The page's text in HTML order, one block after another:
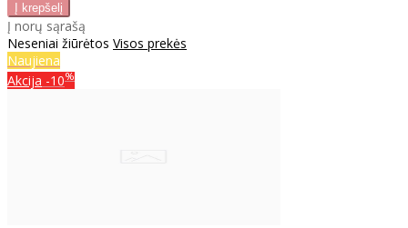
Į norų sąrašą
Neseniai žiūrėtos Visos prekės
Naujiena
Akcija -10%